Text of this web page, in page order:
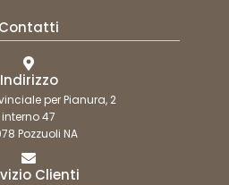
Contatti
Indirizzo
per Pianura, 2
interno 47
Pozzuoli NA
Clienti